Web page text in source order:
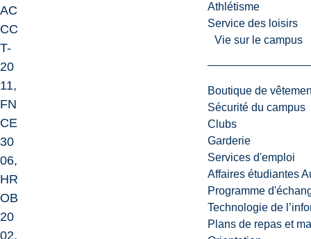
Athlétisme
Service des loisirs
Vie sur le campus
Boutique de
Sécurité du campus
Clubs
Garderie
Services d'emploi
Affaires étudiantes
Programme
Technologie de
Plans de repas et
AC
CC
T-
20
11,
FN
CE
30
06,
HR
OB
20
02,